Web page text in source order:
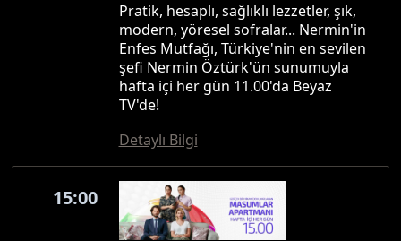
Pratik, hesaplı, sağlıklı lezzetler, şık,
modern, yöresel sofralar... Nermin'in
Enfes Mutfağı, Türkiye'nin en sevilen
şefi Nermin Öztürk'ün sunumuyla
hafta içi her gün 11.00'da Beyaz
TV'de!
Detaylı Bilgi
15:00